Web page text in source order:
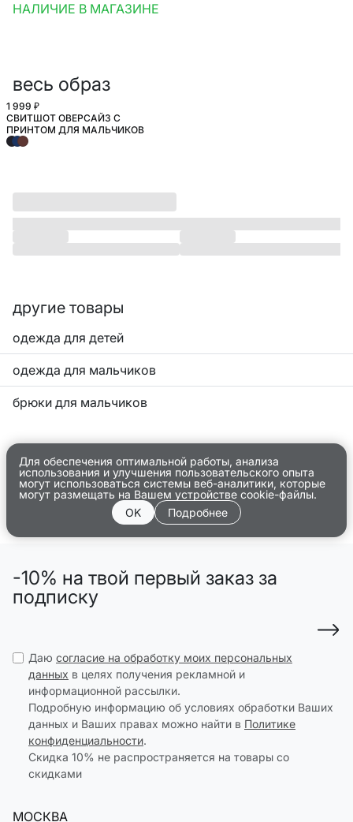
НАЛИЧИЕ В МАГАЗИНЕ
весь образ
ШКОЛА
1 999 ₽
СВИТШОТ ОВЕРСАЙЗ С
ПРИНТОМ ДЛЯ МАЛЬЧИКОВ
другие товары
одежда для детей
одежда для мальчиков
брюки для мальчиков
Для обеспечения оптимальной работы, анализа
использования и улучшения пользовательского опыта
могут использоваться системы веб-аналитики, которые
могут размещать на Вашем устройстве cookie-файлы.
OK
Подробнее
-10% на твой первый заказ за
подписку
Даю согласие на обработку моих персональных
данных в целях получения рекламной и
информационной рассылки.
Подробную информацию об условиях обработки Ваших
данных и Ваших правах можно найти в Политике
конфиденциальности.
Скидка 10% не распространяется на товары со
скидками
МОСКВА